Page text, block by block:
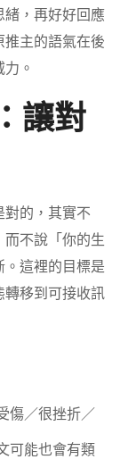
，再好好回應
主的語氣在後
。
讓對
的，其實不
不說「你的生
。這裡的目標是
轉移到可接收訊
傷／很挫折／
可能也會有類